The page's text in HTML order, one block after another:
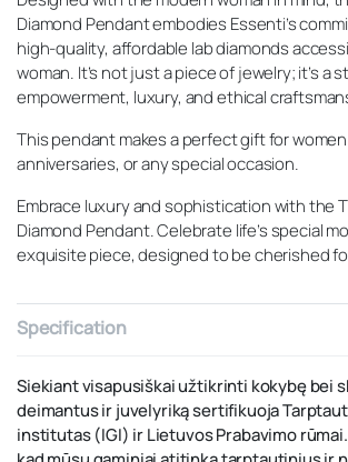
Diamond Pendant embodies Essenti’s
high-quality, affordable lab diamonds
woman. It’s not just a piece of jewelry; it’s a
empowerment, luxury, and ethical
This pendant makes a perfect gift for
anniversaries, or any special occasion.
Embrace luxury and sophistication with the
Diamond Pendant. Celebrate life’s special
exquisite piece, designed to be cherished
Specification
Siekiant visapusiškai užtikrinti kokybę bei
deimantus ir juvelyriką sertifikuoja
institutas (IGI) ir Lietuvos Prabavimo